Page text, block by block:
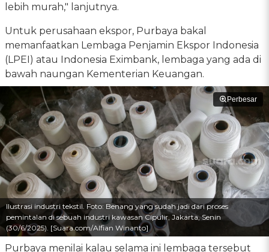
lebih murah," lanjutnya.
Untuk perusahaan ekspor, Purbaya bakal
memanfaatkan Lembaga Penjamin Ekspor Indonesia
(LPEI) atau Indonesia Eximbank, lembaga yang ada di
bawah naungan Kementerian Keuangan.
Perbesar
Ilustrasi industri tekstil. Foto: Benang yang sudah jadi dari proses
pemintalan di sebuah industri kawasan Cipulir, Jakarta, Senin
(30/6/2025). [Suara.com/Alfian Winanto]
Purbaya menilai kalau selama ini lembaga tersebut